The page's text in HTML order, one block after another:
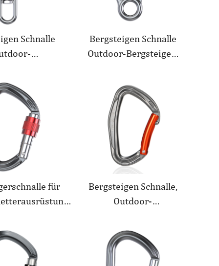
Schnalle
geformter
Bergsteigen Schnalle
Outdoor-Bergsteiger-
Verschleißfester
speziell geformter
Sicherheitshaken
Aluminiumlegierung
Automatische 3-
Stufen-
für
mit
Bergsteigen Schnalle,
Outdoor-
verschleißfester D-
Typ-
Sicherheitshaken,